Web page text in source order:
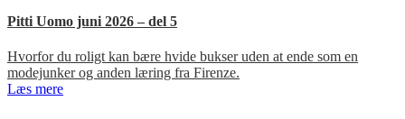
Pitti Uomo juni 2026 – del 5
Hvorfor du roligt kan bære hvide bukser uden at ende som en
modejunker og anden læring fra Firenze.
Læs mere